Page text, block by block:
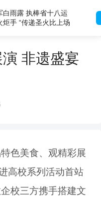
打开
省十八运
火比上场
非遗盛宴
色美食、观精彩展
高校系列活动首站
校三方携手搭建文